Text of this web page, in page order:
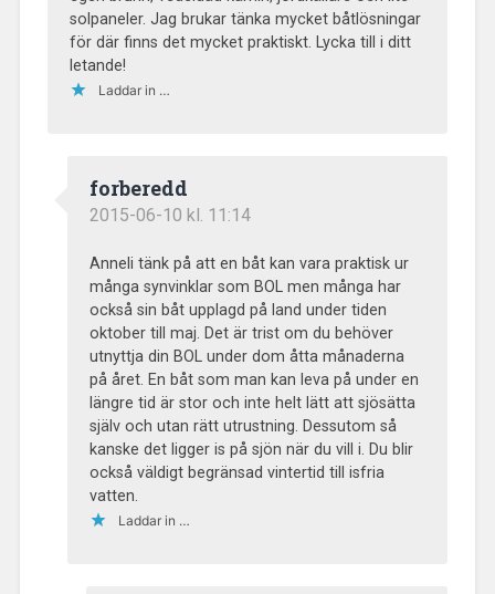
solpaneler. Jag brukar tänka mycket båtlösningar
för där finns det mycket praktiskt. Lycka till i ditt
letande!
Laddar in …
forberedd
2015-06-10 kl. 11:14
Anneli tänk på att en båt kan vara praktisk ur
många synvinklar som BOL men många har
också sin båt upplagd på land under tiden
oktober till maj. Det är trist om du behöver
utnyttja din BOL under dom åtta månaderna
på året. En båt som man kan leva på under en
längre tid är stor och inte helt lätt att sjösätta
själv och utan rätt utrustning. Dessutom så
kanske det ligger is på sjön när du vill i. Du blir
också väldigt begränsad vintertid till isfria
vatten.
Laddar in …